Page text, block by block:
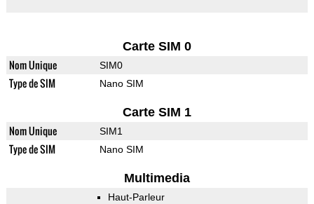
Carte SIM 0
Nom Unique SIM0
Type de SIM Nano SIM
Carte SIM 1
Nom Unique SIM1
Type de SIM Nano SIM
Multimedia
Haut-Parleur